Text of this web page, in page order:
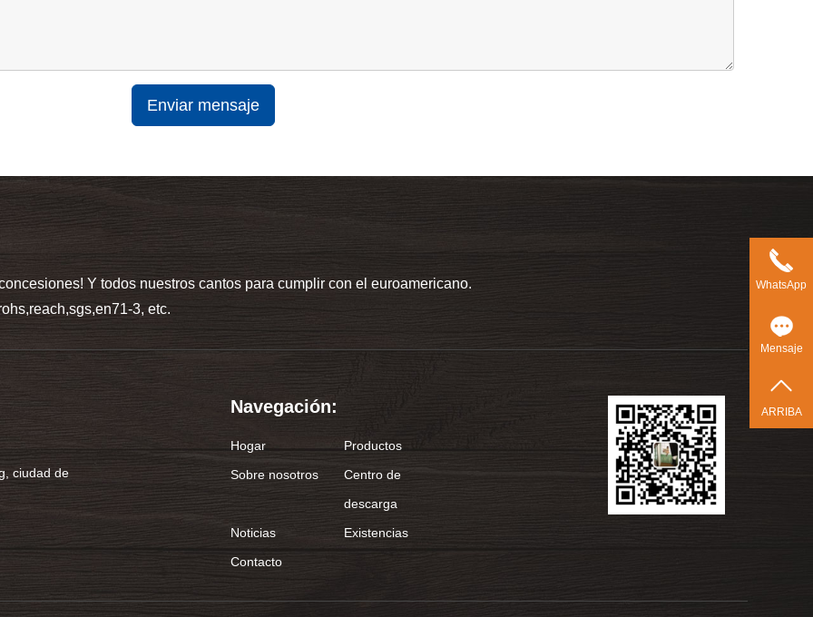
Enviar mensaje
Y todos nuestros cantos para cumplir con el euroamericano.
3, etc.
ciudad de
Navegación:
Hogar
Productos
Sobre nosotros
Centro de
descarga
Noticias
Existencias
Contacto
WhatsApp
Mensaje
ARRIBA